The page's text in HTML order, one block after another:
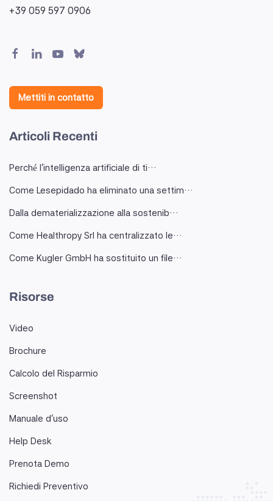
+39 059 597 0906
Mettiti in contatto
Articoli Recenti
Perché l'intelligenza artificiale di ti…
Come Lesepidado ha eliminato una settim…
Dalla dematerializzazione alla sostenib…
Come Healthropy Srl ha centralizzato le…
Come Kugler GmbH ha sostituito un file…
Risorse
Video
Brochure
Calcolo del Risparmio
Screenshot
Manuale d'uso
Help Desk
Prenota Demo
Richiedi Preventivo